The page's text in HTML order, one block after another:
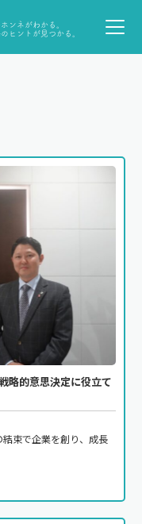
ンネがわかる。
ヒントが見つかる。
略的意思決定に役立て
束で企業を創り、成長